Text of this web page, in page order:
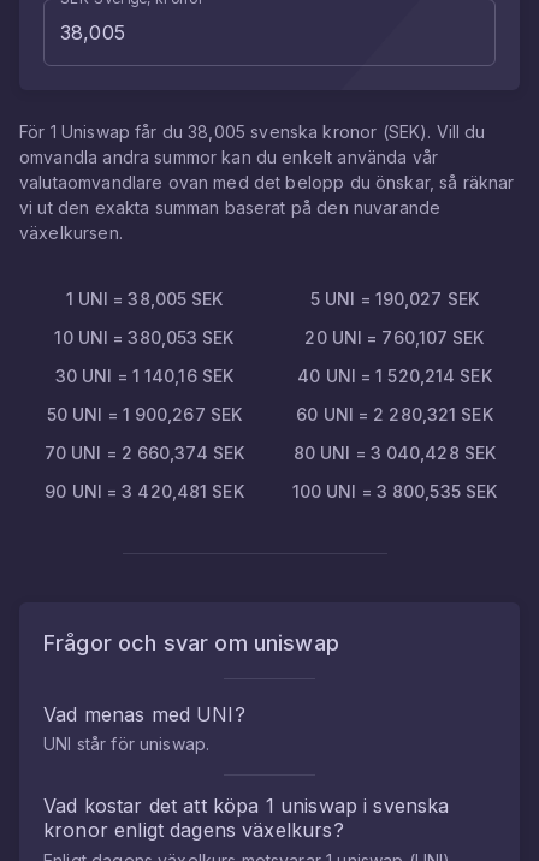
För 1 Uniswap får du38,005 svenska kronor (SEK). Vill du
omvandla andra summor kan du enkelt använda vår
valutaomvandlare ovan med det belopp du önskar, så räknar
vi ut den exakta summan baserat på den nuvarande
växelkursen.
1 UNI =38,005 SEK 5 UNI = 190,027 SEK
10 UNI =380,053 SEK 20 UNI = 760,107 SEK
30 UNI = 1 140,16 SEK 40 UNI =1 520,214 SEK
50 UNI = 1 900,267 SEK 60 UNI = 2 280,321 SEK
70 UNI = 2 660,374 SEK 80 UNI = 3 040,428 SEK
90 UNI =3 420,481 SEK 100 UNI = 3 800,535 SEK
Frågor och svar om uniswap
Vad menas med UNI ?
UNI står för uniswap.
Vad kostar det att köpa 1 uniswap isvenska
kronorenligt dagens växelkurs?